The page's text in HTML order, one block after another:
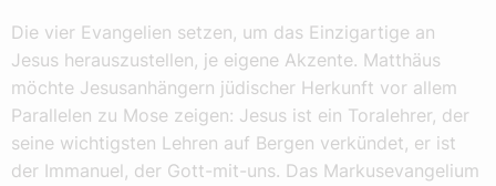
Die vier Evangelien setzen, um das Einzigartige an
Jesus herauszustellen, je eigene Akzente. Matthäus
möchte Jesusanhängern jüdischer Herkunft vor allem
Parallelen zu Mose zeigen: Jesus ist ein Toralehrer, der
seine wichtigsten Lehren auf Bergen verkündet, er ist
der Immanuel, der Gott-mit-uns. Das Markusevangelium